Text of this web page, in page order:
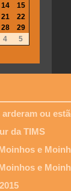
14
15
21
22
28
29
4 5
ou
da TIMS
e
e